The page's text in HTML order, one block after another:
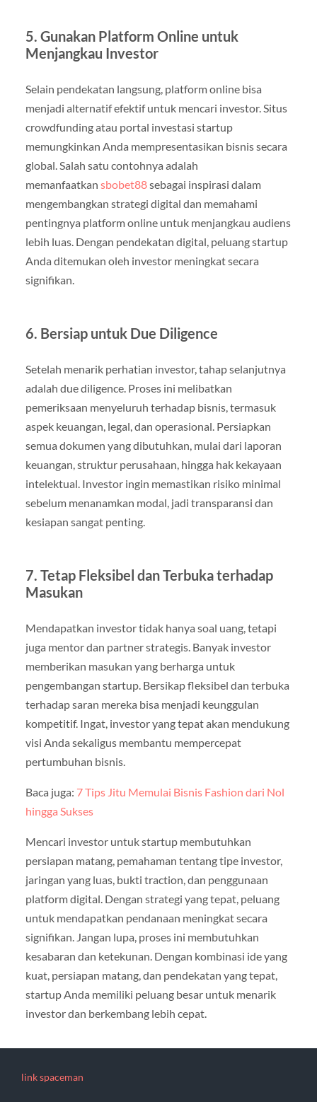
5. Gunakan Platform Online untuk
Menjangkau Investor
Selain pendekatan langsung, platform online bisa
menjadi alternatif efektif untuk mencari investor. Situs
crowdfunding atau portal investasi startup
memungkinkan Anda mempresentasikan bisnis secara
global. Salah satu contohnya adalah
memanfaatkan sbobet88sebagai inspirasi dalam
mengembangkan strategi digital dan memahami
pentingnya platform online untuk menjangkau audiens
lebih luas. Dengan pendekatan digital, peluang startup
Anda ditemukan oleh investor meningkat secara
signifikan.
6. Bersiap untuk Due Diligence
Setelah menarik perhatian investor, tahap selanjutnya
adalah due diligence. Proses ini melibatkan
pemeriksaan menyeluruh terhadap bisnis, termasuk
aspek keuangan, legal, dan operasional. Persiapkan
semua dokumen yang dibutuhkan, mulai dari laporan
keuangan, struktur perusahaan, hingga hak kekayaan
intelektual. Investor ingin memastikan risiko minimal
sebelum menanamkan modal, jadi transparansi dan
kesiapan sangat penting.
7. Tetap Fleksibel dan Terbuka terhadap
Masukan
Mendapatkan investor tidak hanya soal uang, tetapi
juga mentor dan partner strategis. Banyak investor
memberikan masukan yang berharga untuk
pengembangan startup. Bersikap fleksibel dan terbuka
terhadap saran mereka bisa menjadi keunggulan
kompetitif. Ingat, investor yang tepat akan mendukung
visi Anda sekaligus membantu mempercepat
pertumbuhan bisnis.
Baca juga: 7 Tips Jitu Memulai Bisnis Fashion dari Nol
hingga Sukses
Mencari investor untuk startup membutuhkan
persiapan matang, pemahaman tentang tipe investor,
jaringan yang luas, bukti traction, dan penggunaan
platform digital. Dengan strategi yang tepat, peluang
untuk mendapatkan pendanaan meningkat secara
signifikan. Jangan lupa, proses ini membutuhkan
kesabaran dan ketekunan. Dengan kombinasi ide yang
kuat, persiapan matang, dan pendekatan yang tepat,
startup Anda memiliki peluang besar untuk menarik
investor dan berkembang lebih cepat.
link spaceman